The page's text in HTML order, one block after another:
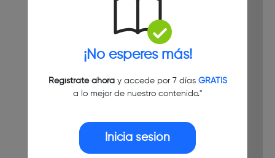
¡No esperes más!
Regístrate ahoray accede por 7 días GRATIS
a lo mejor de nuestro contenido."
Inicia sesión